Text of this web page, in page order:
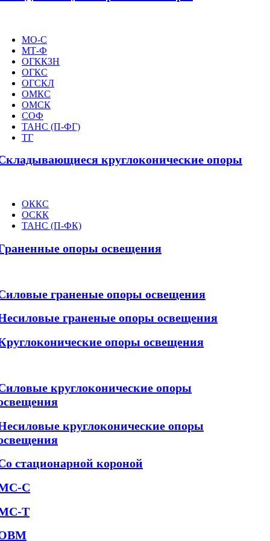
МО-С
МТ-Ф
ОГККЗН
ОГКС
ОГСКЛ
ОМКС
ОМСК
СОФ
ТАНС (П-ФГ)
ТГ
круглоконические опоры
ОККС
ОСКК
ТАНС (П-ФК)
опоры освещения
граненые опоры освещения
граненые опоры освещения
опоры освещения
круглоконические опоры
круглоконические опоры
стационарной короной
С
Т